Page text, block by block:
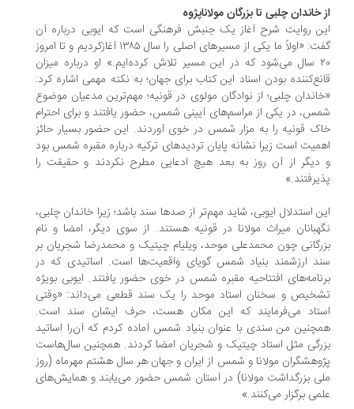
خاندان چلبی تا بزرگان مولاناپژوه
روایت شرح آغاز یک جنبش فرهنگی است که ایوبی درباره آن
گفت: «اولاً ما یکی از مسیرهای اصلی را سال ۱۳۸۵ آغازکردیم و تا امروز
۲۰ سال می‌شود که در این مسیر تلاش کرده‌ایم.» او درباره میزان
بودن اسناد این کتاب برای جهان؛ به نکته‌ مهمی اشاره کرد:
چلبی؛ از نوادگان مولوی در قونیه؛ مهم‌ترین مدعیان موضوع
در یکی از مراسم‌های آیینی شمس، حضور یافتند و برای احترام
قونیه را به مزار شمس در خوی آوردند. این حضور بسیار حائز
است زیرا نشانه پایان تردیدهای ترکیه درباره مقبره شمس بود
از آن روز به بعد هیچ ادعایی مطرح نکردند و حقیقت را
استدلال ایوبی، شاید مهم‌تر از صدها سند باشد؛ زیرا خاندان چلبی،
میراث مولانا در قونیه‌ هستند. از سوی دیگر، امضا و نام
چون محمدعلی موحد، ویلیام چیتیک و محمدرضا شجریان بر
ارزشمند بنیاد شمس گویای واقعیت‌ها است. اساتیدی که در
افتتاحیه مقبره شمس در خوی حضور یافتند. ایوبی بویژه
و سخنان استاد موحد را یک سند قطعی می‌داند: «وقتی
می‌فرمایند که این مکان هست، حرف ایشان سند است.
من سندی با ‌عنوان بنیاد شمس آماده کردم که آن‌را اساتید
مثل استاد چیتیک و شجریان امضا کردند. همچنین سال‌هاست
مولانا و شمس از ایران و جهان هر سال هشتم مهرماه (روز
بزرگداشت مولانا) در آستان شمس حضور می‌یابند و همایش‌های
برگزار می‌کنند.»